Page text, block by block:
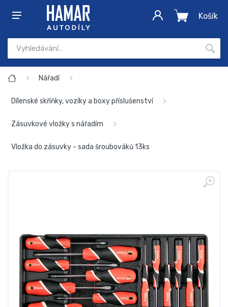
Košík
Nářadí
Dílenské skříňky, vozíky a boxy příslušenství
Zásuvkové vložky s nářadím
Vložka do zásuvky - sada šroubováků 13ks